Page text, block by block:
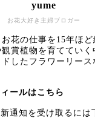
お花大好き主婦ブロガー
yume
花の仕事を15年ほ
賞植物を育てていく
したフラワーリース
ールはこちら
通知を受け取るには